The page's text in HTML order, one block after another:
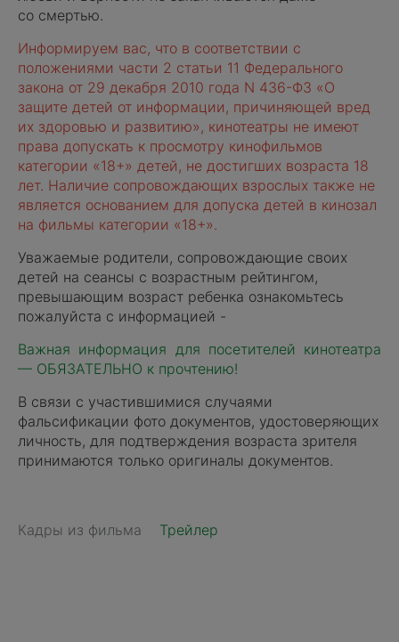
со смертью.
Информируем вас, что в соответствии с
положениями части 2 статьи 11 Федерального
закона от 29 декабря 2010 года N 436-ФЗ «О
защите детей от информации, причиняющей вред
их здоровью и развитию», кинотеатры не имеют
права допускать к просмотру кинофильмов
категории «18+» детей, не достигших возраста 18
лет. Наличие сопровождающих взрослых также не
является основанием для допуска детей в кинозал
на фильмы категории «18+».
Уважаемые родители, сопровождающие своих
детей на сеансы с возрастным рейтингом,
превышающим возраст ребенка ознакомьтесь
пожалуйста с информацией -
Важная информация для посетителей кинотеатра
— ОБЯЗАТЕЛЬНО к прочтению!
В связи с участившимися случаями
фальсификации фото документов, удостоверяющих
личность, для подтверждения возраста зрителя
принимаются только оригиналы документов.
Кадры из фильма Трейлер